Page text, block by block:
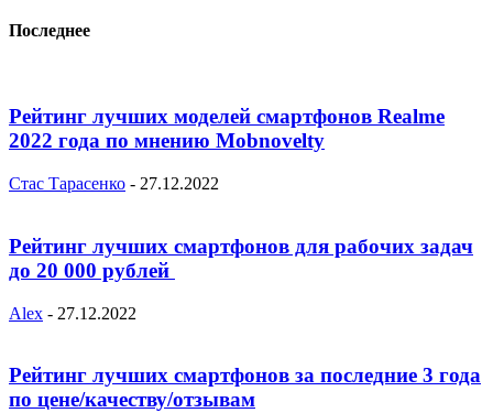
Последнее
Рейтинг лучших моделей смартфонов Realme
2022 года по мнению Mobnovelty
Стас Тарасенко - 27.12.2022
Рейтинг лучших смартфонов для рабочих задач
до 20 000 рублей
Alex - 27.12.2022
Рейтинг лучших смартфонов за последние 3 года
по цене/качеству/отзывам